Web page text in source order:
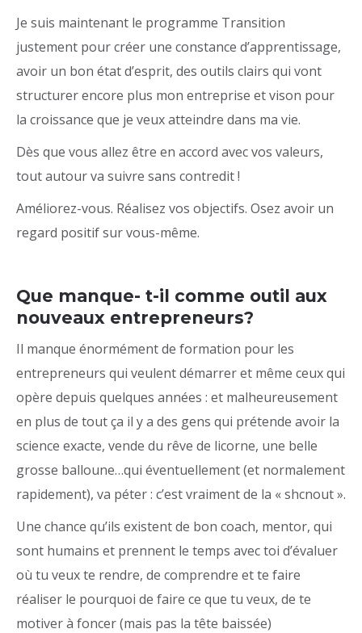
Je suis maintenant le programme Transition
justement pour créer une constance d’apprentissage,
avoir un bon état d’esprit, des outils clairs qui vont
structurer encore plus mon entreprise et vison pour
la croissance que je veux atteindre dans ma vie.
Dès que vous allez être en accord avec vos valeurs,
tout autour va suivre sans contredit !
Améliorez-vous. Réalisez vos objectifs. Osez avoir un
regard positif sur vous-même.
Que manque- t-il comme outil aux
nouveaux entrepreneurs?
Il manque énormément de formation pour les
entrepreneurs qui veulent démarrer et même ceux qui
opère depuis quelques années : et malheureusement
en plus de tout ça il y a des gens qui prétende avoir la
science exacte, vende du rêve de licorne, une belle
grosse balloune…qui éventuellement (et normalement
rapidement), va péter : c’est vraiment de la « shcnout ».
Une chance qu’ils existent de bon coach, mentor, qui
sont humains et prennent le temps avec toi d’évaluer
où tu veux te rendre, de comprendre et te faire
réaliser le pourquoi de faire ce que tu veux, de te
motiver à foncer (mais pas la tête baissée)